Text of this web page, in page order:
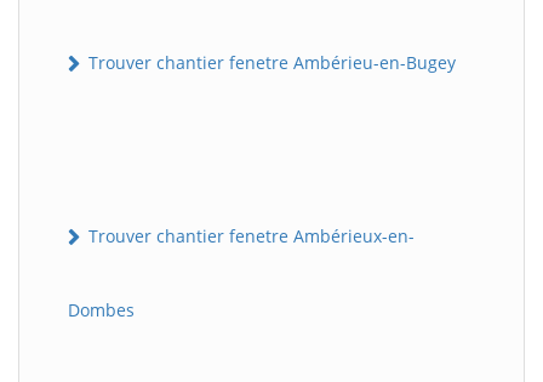
Trouver chantier fenetre Ambérieu-en-Bugey
Trouver chantier fenetre Ambérieux-en-
Dombes